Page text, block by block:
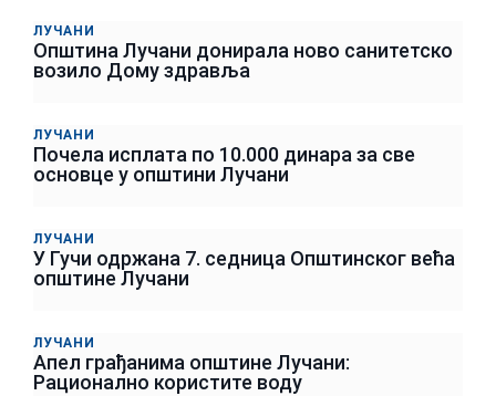
ЛУЧАНИ
Општина Лучани донирала ново санитетско
возило Дому здравља
ЛУЧАНИ
Почела исплата по 10.000 динара за све
основце у општини Лучани
ЛУЧАНИ
У Гучи одржана 7. седница Општинског већа
општине Лучани
ЛУЧАНИ
Апел грађанима општине Лучани:
Рационално користите воду